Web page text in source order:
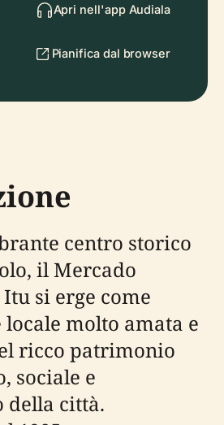
Apri nell'app Audiala
Pianifica dal browser
centro storico
il Mercado
si erge come
molto amata e
ricco patrimonio
sociale e
della città.